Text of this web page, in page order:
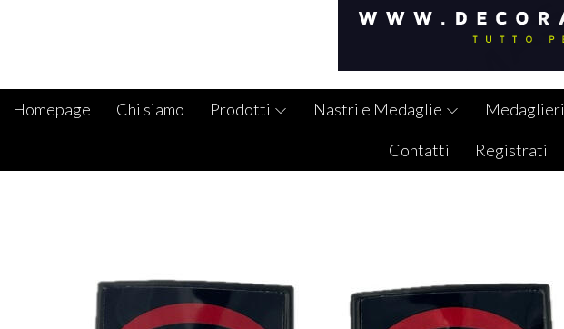
Homepage Chi siamo Prodotti Nastri e Medaglie Medaglieri
Contatti Registrati